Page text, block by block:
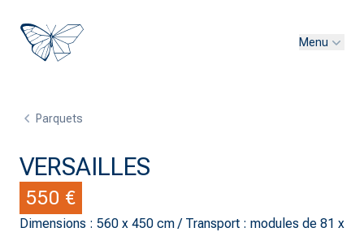
Menu
Parquets
VERSAILLES
550 €
Dimensions : 560 x 450 cm / Transport : modules de 81 x